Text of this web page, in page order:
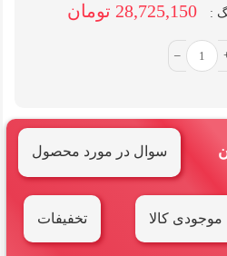
: 28,725,150 تومان
–
سوال در مورد محصول
موجودی کالا تخفیفات